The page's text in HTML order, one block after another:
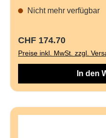
Nicht mehr verfügbar
Regulärer Preis:
CHF 174.70
Preise inkl. MwSt. zzgl.
In den